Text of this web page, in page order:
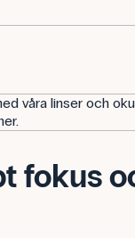
våra linser och
fokus